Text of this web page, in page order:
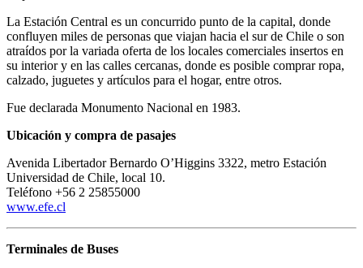
La Estación Central es un concurrido punto de la capital, donde
confluyen miles de personas que viajan hacia el sur de Chile o son
atraídos por la variada oferta de los locales comerciales insertos en
su interior y en las calles cercanas, donde es posible comprar ropa,
calzado, juguetes y artículos para el hogar, entre otros.
Fue declarada Monumento Nacional en 1983.
Ubicación y compra de pasajes
Avenida Libertador Bernardo O’Higgins 3322, metro Estación
Universidad de Chile, local 10.
Teléfono +56 2 25855000
www.efe.cl
Terminales de Buses